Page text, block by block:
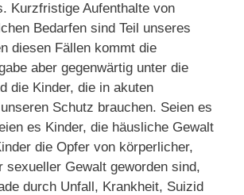
Kurzfristige Aufenthalte von
Bedarfen sind Teil unseres
diesen Fällen kommt die
aber gegenwärtig unter die
die Kinder, die in akuten
Schutz brauchen. Seien es
es Kinder, die häusliche Gewalt
die Opfer von körperlicher,
sexueller Gewalt geworden sind,
durch Unfall, Krankheit, Suizid